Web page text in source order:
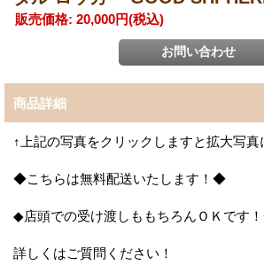
販売価格: 20,000円(税込)
商品詳細
↑上記の写真をクリックしますと拡大写真
◆こちらは無料配送いたします！◆
◆店頭での受け渡しももちろんＯＫです
詳しくはご質問ください！